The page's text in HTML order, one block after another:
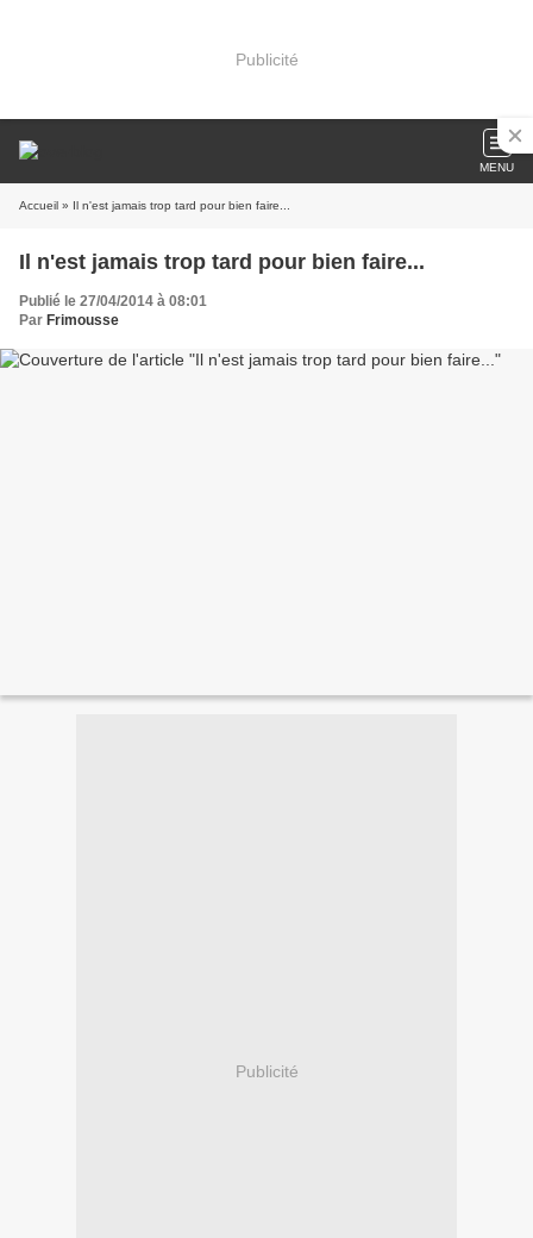
Publicité
MENU
Accueil » Il n'est jamais trop tard pour bien faire...
Il n'est jamais trop tard pour bien faire...
Publié le 27/04/2014 à 08:01
Par Frimousse
Publicité